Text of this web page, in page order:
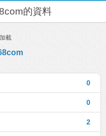
的資料
載
0
0
2